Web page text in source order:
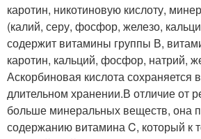
каротин, никотиновую кислоту,
(калий, серу, фосфор, железо,
содержит витамины группы В,
каротин, кальций, фосфор, натрий,
Аскорбиновая кислота сохраняется
длительном хранении.В отличие от
больше минеральных веществ, она
содержанию витамина C, который к